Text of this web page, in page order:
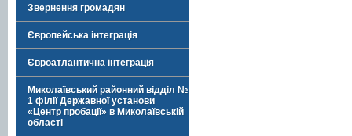
Звернення громадян
Європейська інтеграція
Євроатлантична інтеграція
Миколаївський районний відділ №
1 філії Державної установи
«Центр пробації» в Миколаївській
області